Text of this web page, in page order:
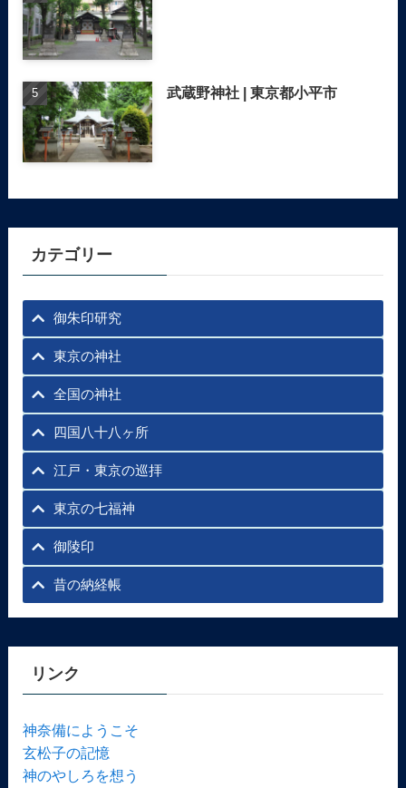
武蔵野神社 | 東京都小平市
カテゴリー
御朱印研究
東京の神社
全国の神社
四国八十八ヶ所
江戸・東京の巡拝
東京の七福神
御陵印
昔の納経帳
リンク
神奈備にようこそ
玄松子の記憶
神のやしろを想う